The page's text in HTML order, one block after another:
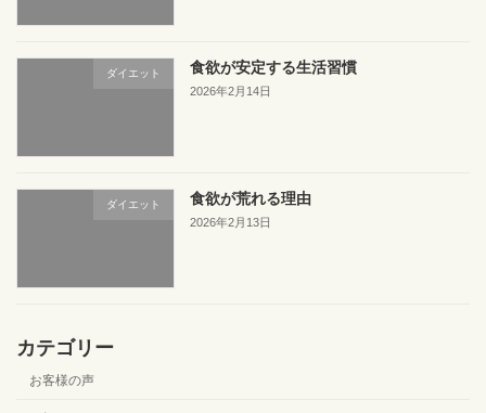
ダイエット 食欲が安定する生活習慣
2026年2月14日
ダイエット 食欲が荒れる理由
2026年2月13日
カテゴリー
お客様の声